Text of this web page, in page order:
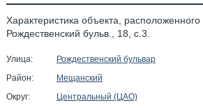
Характеристика объекта,
Рождественский бульв., 18, с.3.
Улица:
Рождественский бульвар
Район:
Мещанский
Округ:
Центральный (ЦАО)